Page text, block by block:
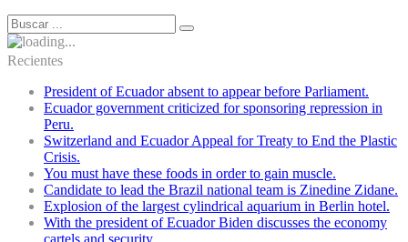
Recientes
President of Ecuador absent to appear before Parliament.
Ecuador government criticized for sponsoring repression in
Peru.
Switzerland and Ecuador Appeal for Treaty to End the Plastic
Crisis.
You must have these foods in order to gain muscle.
Candidate to lead the Brazil national team is Zinedine Zidane.
Explosion of the largest cylindrical aquarium in Berlin hotel.
With the president of Ecuador Biden discusses the economy
cartels and security